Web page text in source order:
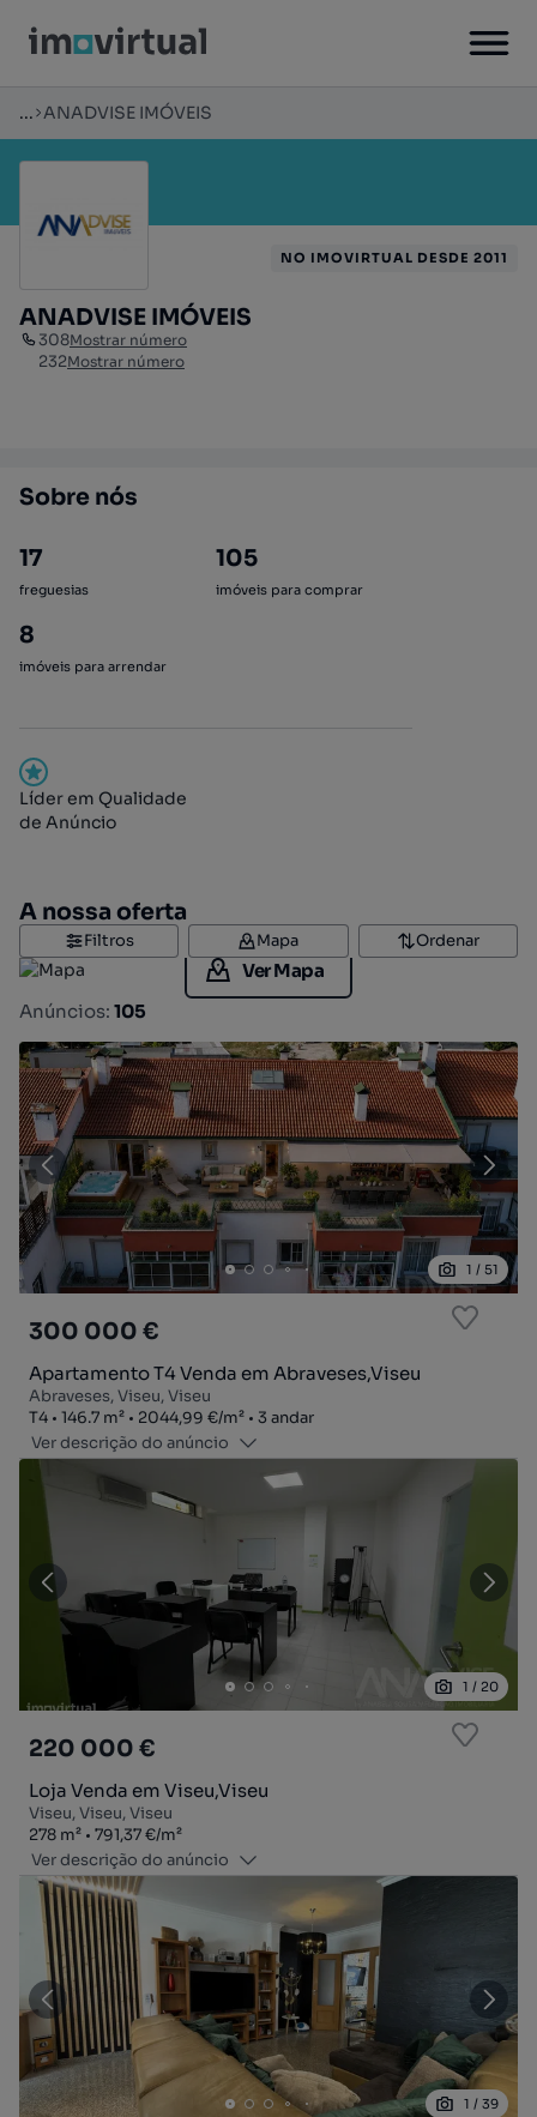
... ANADVISE IMÓVEIS
ANADVISE IMÓVEIS
308Mostrar número
232Mostrar número
NO IMOVIRTUAL DESDE 2011
Sobre nós
17
freguesias
105
imóveis para comprar
8
imóveis para arrendar
Líder em Qualidade
de Anúncio
A nossa oferta
Filtros Mapa Ordenar
Ver Mapa
Anúncios: 105
1 / 51
300 000 €
Apartamento T4 Venda em Abraveses,Viseu
Abraveses, Viseu, Viseu
Tipologia
T4
Zona146.7 m²
Preço por metro quadrado
2044,99 €/m²
Andar
3 andar
Ver descrição do anúncio
1 / 20
220 000 €
Loja Venda em Viseu,Viseu
Viseu, Viseu, Viseu
Zona
278 m²
Preço por metro quadrado
791,37 €/m²
Ver descrição do anúncio
1 / 39